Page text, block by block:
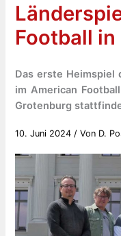
Football in
Das erste Heimspiel
im American
Grotenburg
10. Juni 2024 / Von D.